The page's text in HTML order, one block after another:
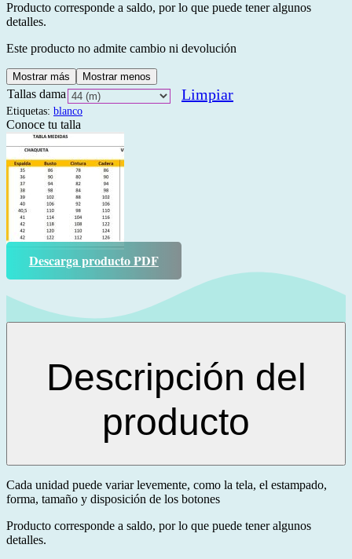
Producto corresponde a saldo, por lo que puede tener algunos
detalles.
Este producto no admite cambio ni devolución
Mostrar más Mostrar menos
Tallas dama Limpiar
Etiquetas: blanco
Conoce tu talla
Descarga producto PDF
Descripción del
producto
Cada unidad puede variar levemente, como la tela, el estampado,
forma, tamaño y disposición de los botones
Producto corresponde a saldo, por lo que puede tener algunos
detalles.